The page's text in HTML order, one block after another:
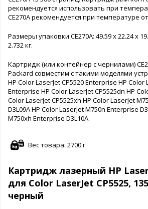
рекомендуется использовать при
CE270A рекомендуется при температуре от
Размеры упаковки CE270A: 49.59 x 22.24 x
2.732 кг.
Картридж (или контейнер с чернилами)
Packard совместим с такими моделями
HP Color LaserJet CP5520 Enterprise HP Color
Enterprise HP Color LaserJet CP5525dn HP
Color LaserJet CP5525xh HP Color LaserJet
D3L09A HP Color LaserJet M750n Enterprise
M750xh Enterprise D3L10A.
Вес товара: 2700 г
Картридж лазерный HP
для Color LaserJet CP5525,
черный